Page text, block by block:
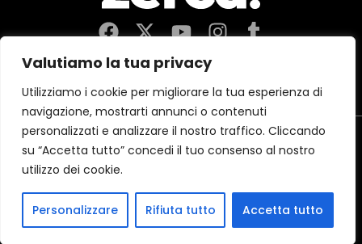
Valutiamo la tua privacy
Utilizziamo i cookie per migliorare la tua esperienza di
navigazione, mostrarti annunci o contenuti
personalizzati e analizzare il nostro traffico. Cliccando
su “Accetta tutto” concedi il tuo consenso al nostro
utilizzo dei cookie.
Personalizzare Rifiuta tutto Accetta tutto
Negozi, produttori e distributori locali. Pagano le tasse qui e
Avviso legaleInformativa sulla privacy
Politica sui Cookie
CERTIFICAZIONE 2026 MejorServicio.es
SpagnaFranciaAustriaGermaniaBelgioItaliaPortogallo